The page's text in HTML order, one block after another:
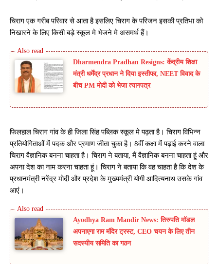
चिराग एक गरीब परिवार से आता है इसलिए चिराग के परिजन इसकी प्रतिभा को
निखारने के लिए किसी बड़े स्कूल मे भेजने मे असमर्थ हैं।
Dharmendra Pradhan Resigns: केंद्रीय शिक्षा
मंत्री धर्मेंद्र प्रधान ने दिया इस्तीफा, NEET विवाद के
बीच PM मोदी को भेजा त्यागपत्र
फिलहाल चिराग गांव के ही जिला सिंह पब्लिक स्कूल मे पढ़ता है। चिराग विभिन्न
प्रतियोगिताओं में पदक और प्रमाण जीता चुका है। 8वीं कक्षा में पढ़ाई करने वाला
चिराग वैज्ञानिक बनना चाहता है। चिराग ने बताया, मैं वैज्ञानिक बनना चाहता हूं और
अपना देश का नाम करना चाहता हूं। चिराग ने बताया कि वह चाहता है कि देश के
प्रधानमंत्री नरेंद्र मोदी और प्रदेश के मुख्यमंत्री योगी आदित्यनाथ उसके गांव
आएं।
Ayodhya Ram Mandir News: तिरुपति मॉडल
अपनाएगा राम मंदिर ट्रस्ट, CEO चयन के लिए तीन
सदस्यीय समिति का गठन